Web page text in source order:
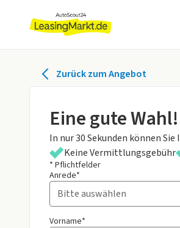
Zurück zum Angebot
Eine gute Wahl!
In nur 30 Sekunden können
Keine Vermittlungsgebühr
* Pflichtfelder
Anrede*
Vorname*